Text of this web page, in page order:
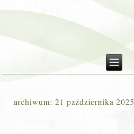
archiwum:21 października 2025